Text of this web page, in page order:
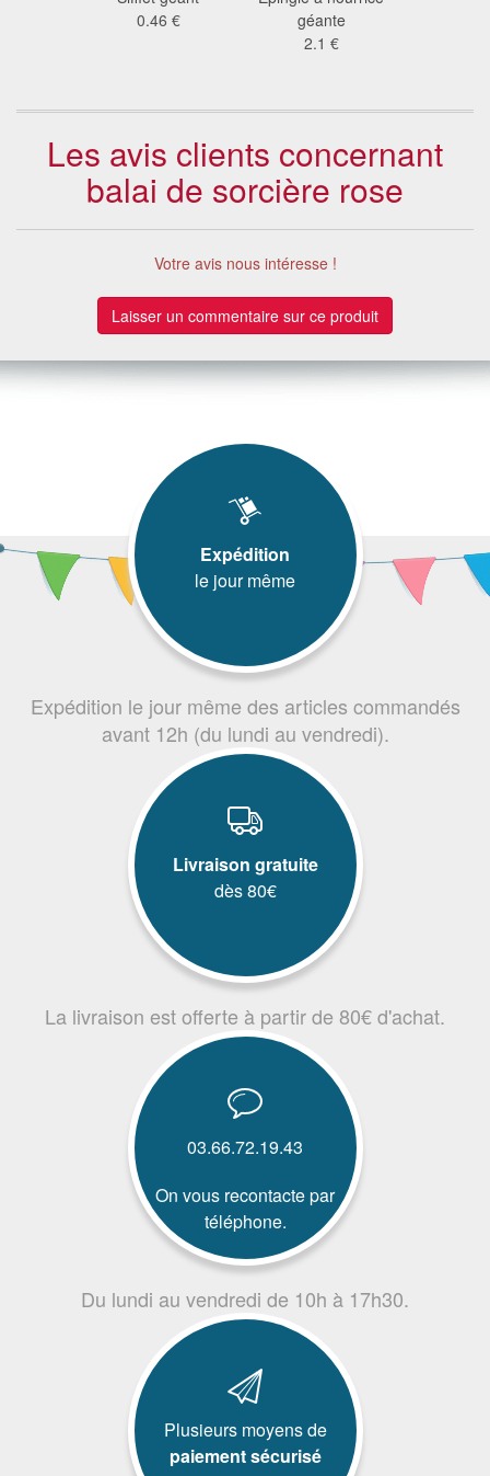
0.46 €
géante
2.1 €
Les avis clients concernant
balai de sorcière rose
Votre avis nous intéresse !
Laisser un commentaire sur ce produit
Expédition
le jour même
Expédition le jour même des articles commandés
avant 12h (du lundi au vendredi).
Livraison gratuite
dès 80€
La livraison est offerte à partir de 80€ d'achat.
03.66.72.19.43
On vous recontacte par
téléphone.
Du lundi au vendredi de 10h à 17h30.
Plusieurs moyens de
paiement sécurisé